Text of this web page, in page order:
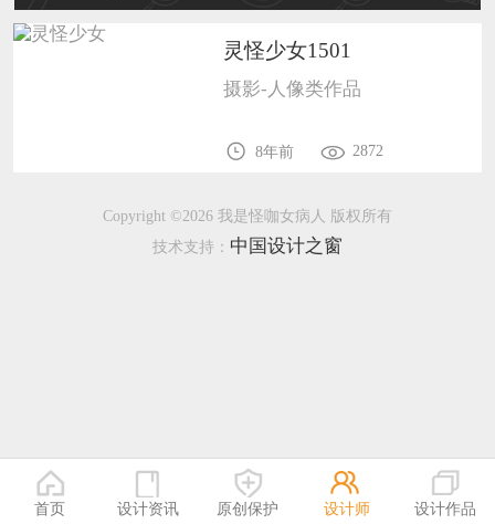
恭喜138****8638用户作品已成功备案！
恭喜133****9020用户作品已成功备案！
恭喜136****9807用户作品已成功备案！
灵怪少女1501
摄影-人像类作品
8年前 2872
Copyright ©2026 我是怪咖女病人 版权所有
技术支持： 中国设计之窗
首页 设计资讯 原创保护 设计师 设计作品